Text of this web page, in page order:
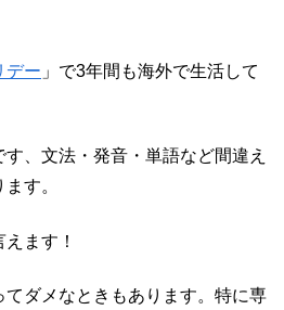
デー 」で3年間も海外で生活して
、文法・発音・単語など間違え
す。
ます！
ダメなときもあります。特に専